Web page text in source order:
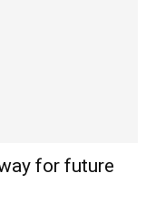
for future